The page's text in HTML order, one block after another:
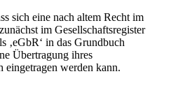
sich eine nach altem Recht im
im Gesellschaftsregister
‚eGbR‘ in das Grundbuch
Übertragung ihres
werden kann.